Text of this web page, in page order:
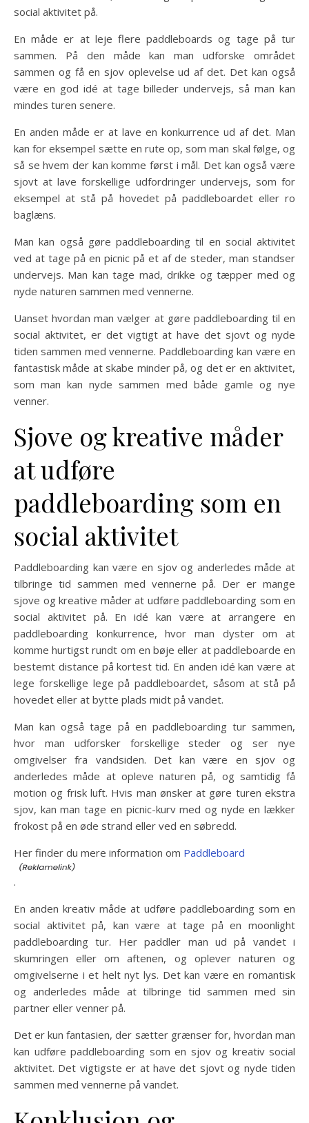
social aktivitet på.
En måde er at leje flere paddleboards og tage på tur
sammen. På den måde kan man udforske området
sammen og få en sjov oplevelse ud af det. Det kan også
være en god idé at tage billeder undervejs, så man kan
mindes turen senere.
En anden måde er at lave en konkurrence ud af det. Man
kan for eksempel sætte en rute op, som man skal følge, og
så se hvem der kan komme først i mål. Det kan også være
sjovt at lave forskellige udfordringer undervejs, som for
eksempel at stå på hovedet på paddleboardet eller ro
baglæns.
Man kan også gøre paddleboarding til en social aktivitet
ved at tage på en picnic på et af de steder, man standser
undervejs. Man kan tage mad, drikke og tæpper med og
nyde naturen sammen med vennerne.
Uanset hvordan man vælger at gøre paddleboarding til en
social aktivitet, er det vigtigt at have det sjovt og nyde
tiden sammen med vennerne. Paddleboarding kan være en
fantastisk måde at skabe minder på, og det er en aktivitet,
som man kan nyde sammen med både gamle og nye
venner.
Sjove og kreative måder
at udføre
paddleboarding som en
social aktivitet
Paddleboarding kan være en sjov og anderledes måde at
tilbringe tid sammen med vennerne på. Der er mange
sjove og kreative måder at udføre paddleboarding som en
social aktivitet på. En idé kan være at arrangere en
paddleboarding konkurrence, hvor man dyster om at
komme hurtigst rundt om en bøje eller at paddleboarde en
bestemt distance på kortest tid. En anden idé kan være at
lege forskellige lege på paddleboardet, såsom at stå på
hovedet eller at bytte plads midt på vandet.
Man kan også tage på en paddleboarding tur sammen,
hvor man udforsker forskellige steder og ser nye
omgivelser fra vandsiden. Det kan være en sjov og
anderledes måde at opleve naturen på, og samtidig få
motion og frisk luft. Hvis man ønsker at gøre turen ekstra
sjov, kan man tage en picnic-kurv med og nyde en lækker
frokost på en øde strand eller ved en søbredd.
Her finder du mere information om Paddleboard
.
En anden kreativ måde at udføre paddleboarding som en
social aktivitet på, kan være at tage på en moonlight
paddleboarding tur. Her paddler man ud på vandet i
skumringen eller om aftenen, og oplever naturen og
omgivelserne i et helt nyt lys. Det kan være en romantisk
og anderledes måde at tilbringe tid sammen med sin
partner eller venner på.
Det er kun fantasien, der sætter grænser for, hvordan man
kan udføre paddleboarding som en sjov og kreativ social
aktivitet. Det vigtigste er at have det sjovt og nyde tiden
sammen med vennerne på vandet.